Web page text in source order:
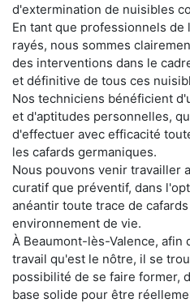
d'extermination de nuisibles
En tant que professionnels
rayés, nous sommes
des interventions dans le
et définitive de tous ces
Nos techniciens bénéficient
et d'aptitudes personnelles,
d'effectuer avec efficacité
les cafards germaniques.
Nous pouvons venir travailler
curatif que préventif, dans
anéantir toute trace de
environnement de vie.
À Beaumont-lès-Valence, afin
travail qu'est le nôtre, il se
possibilité de se faire former,
base solide pour être